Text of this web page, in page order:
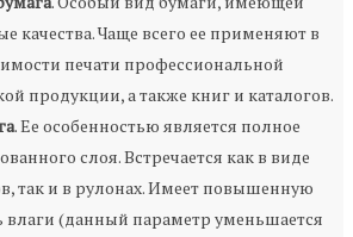
качества. Чаще всего ее применяют в
печати профессиональной
продукции, а также книг и каталогов.
. Ее особенностью является полное
слоя. Встречается как в виде
так и в рулонах. Имеет повышенную
влаги (данный параметр уменьшается